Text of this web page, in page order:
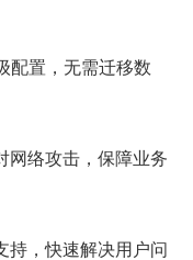
配置，无需迁移数
网络攻击，保障业务
持，快速解决用户问